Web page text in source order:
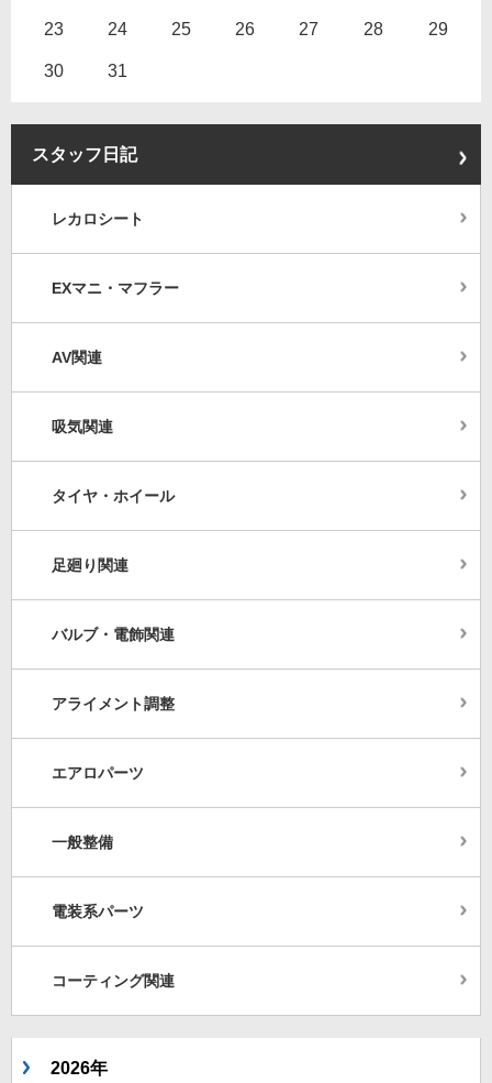
23 24 25 26 27 28 29
30 31
スタッフ日記
レカロシート
EXマニ・マフラー
AV関連
吸気関連
タイヤ・ホイール
足廻り関連
バルブ・電飾関連
アライメント調整
エアロパーツ
一般整備
電装系パーツ
コーティング関連
2026年